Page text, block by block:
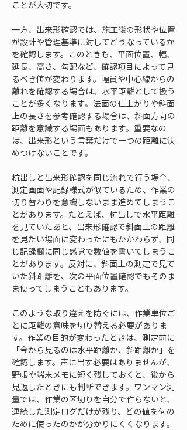
ことが大切です。
一方、出来形確認では、施工後の形状や位置
が設計や管理基準に対してどうなっているか
を確認します。このときも、平面位置、幅、
延長、高さ、勾配など、確認項目によって見
るべき値が変わります。幅員や中心線からの
離れを確認する場合は、水平距離として扱う
ことが多くなります。法面の仕上がりや斜面
上の長さを参考確認する場合は、斜面方向の
距離を意識する場面もあります。重要なの
は、出来形という言葉だけで一つの距離に決
めつけないことです。
杭出しと出来形確認を同じ流れで行う場合、
測定画面や記録様式が似ているため、作業の
切り替わりを意識しないまま進めてしまうこ
とがあります。たとえば、杭出しで水平距離
を見ていたあと、出来形確認で斜面上の距離
を見たい場面に変わったにもかかわらず、同
じ記録欄に同じ感覚で数値を書いてしまうこ
とがあります。反対に、斜面上の測定で見て
いた斜距離を、次の平面位置確認でもそのま
ま使ってしまうこともあります。
このような取り違えを防ぐには、作業単位ご
とに距離の意味を切り替える必要がありま
す。作業の目的が変わったときは、測定前に
「今から見るのは水平距離か、斜距離か」を
確認します。声に出す必要はありませんが、
野帳や端末メモに短く残しておくと、後から
見返したときにも判断できます。ワンマン測
量では、作業の区切りを自分で作らないと、
連続した測定ログだけが残り、どの値を何の
ために使ったのかが分かりにくくなります。